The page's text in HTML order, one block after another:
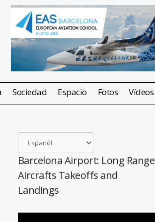
Sociedad Espacio Fotos Vídeos
Barcelona Airport: Long Range
Aircrafts Takeoffs and
Landings